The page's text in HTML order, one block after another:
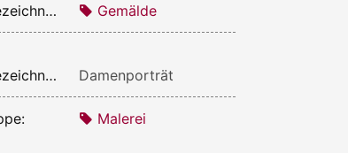
Objektbezeichnung: Gemälde
Objektbezeichnung:
Damenporträt
Malerei